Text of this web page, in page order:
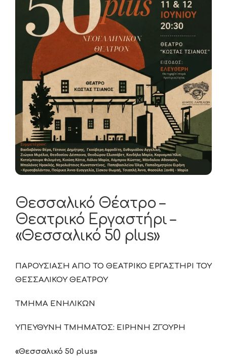
Θεσσαλικό Θέατρο –
Θεατρικό Εργαστήρι –
«Θεσσαλικό 50 plus»
ΠΑΡΟΥΣΙΑΣΗ ΑΠΟ ΤΟ ΘΕΑΤΡΙΚΟ ΕΡΓΑΣΤΗΡΙ ΤΟΥ
ΘΕΣΣΑΛΙΚΟΥ ΘΕΑΤΡΟΥ
ΤΜΗΜΑ ΕΝΗΛΙΚΩΝ
ΥΠΕΥΘΥΝΗ ΤΜΗΜΑΤΟΣ: ΕΙΡΗΝΗ ΖΓΟΥΡΗ
«Θεσσαλικό 50 plus»